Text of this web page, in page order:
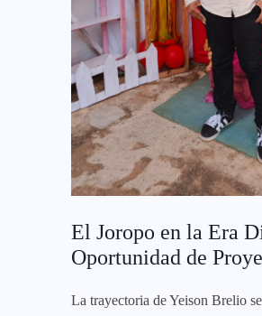
El Joropo en la Era
Oportunidad de
La trayectoria de Yeison Brelio